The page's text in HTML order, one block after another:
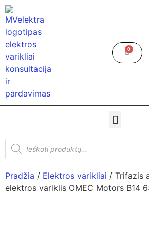
0
Pradžia / Elektros varikliai / Trifazis
elektros variklis OMEC Motors B14